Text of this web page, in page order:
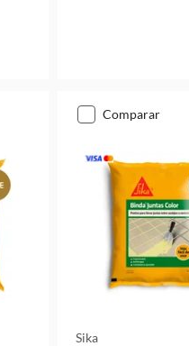
comparar
Sika